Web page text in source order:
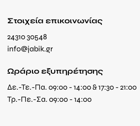
Στοιχεία επικοινωνίας
24310 30548
info@jabik.gr
Ωράριο εξυπηρέτησης
Δε.-Τε.-Πα. 09:00 - 14:00 & 17:30 - 21:00
Τρ.-Πε.-Σα. 09:00 - 14:00